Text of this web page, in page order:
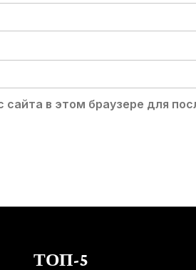
сайта в этом браузере для
ТОП-5